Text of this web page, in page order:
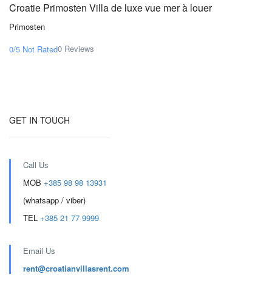
Croatie Primosten Villa de luxe vue mer à louer
Primosten
0/5 Not Rated0 Reviews
GET IN TOUCH
Call Us
MOB +385 98 98 13931
(whatsapp / viber)
TEL +385 21 77 9999
Email Us
rent@croatianvillasrent.com